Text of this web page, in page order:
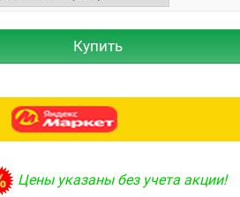
Купить
Цены указаны без учета акции!